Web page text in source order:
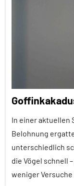
In einer aktuellen
Belohnung
unterschiedlich
die Vögel schnell
weniger Versuche